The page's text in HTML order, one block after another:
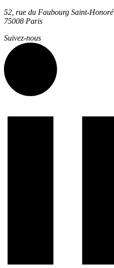
52, rue du Faubourg Saint-Honoré
75008 Paris
Suivez-nous